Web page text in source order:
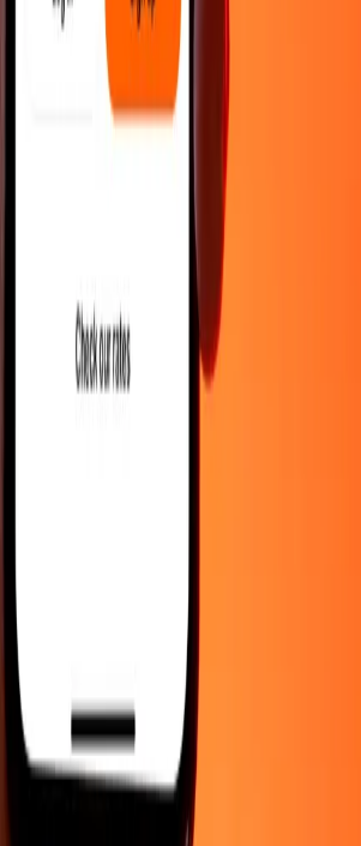
Θέσεις εργασίαςΑσφάλεια
Ειδοποίηση για cookiesΌροι και
Κέντρο βοήθειας